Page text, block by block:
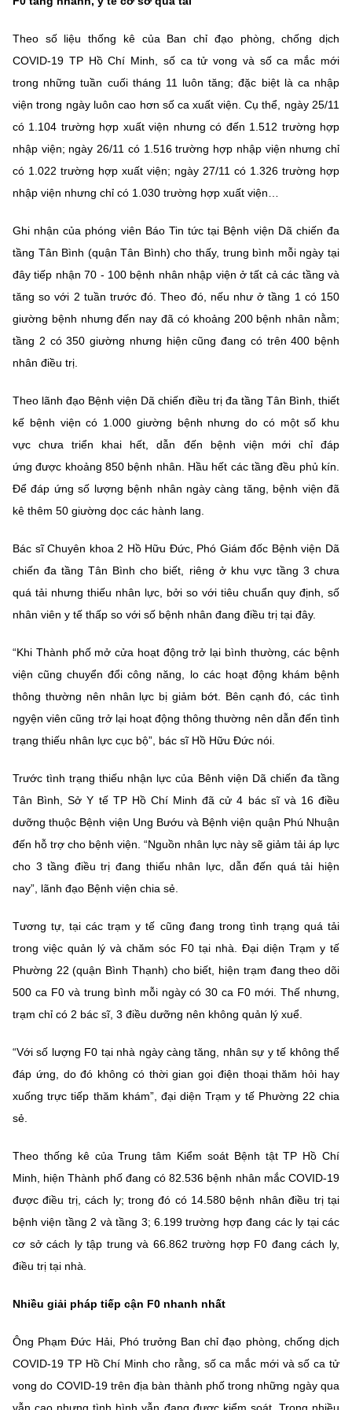
Chọn ngôn ngữ
Vietnamese English
BỘ KHOA HỌC VÀ CÔNG NGHỆ
MINISTRY OF SCIENCE AND TECHNOLOGY
Điều khoản sử dụng Theo dõi MST: Góp ý
Chịu trách nhiệm nội dung: Nguyễn Thị Hải Hằng
Giám đốc Trung tâm Truyền thông Khoa học và Công nghệ.
Liên hệ
Điện thoại: 024 3936 9506
Email:stc@mst.gov.vn
©2026 Bản quyền thuộc Bộ Khoa Học và Công Nghệ
(Ghi rõ nguồn "https://mst.gov.vn" khi phát hành lại thông tin từ
Theo số liệu thống kê của Ban chỉ đạo phòng, chống dịch
COVID-19 TP Hồ Chí Minh, số ca tử vong và số ca mắc mới
trong những tuần cuối tháng 11 luôn tăng; đặc biệt là ca nhập
viện trong ngày luôn cao hơn số ca xuất viện. Cụ thể, ngày 25/11
có 1.104 trường hợp xuất viện nhưng có đến 1.512 trường hợp
nhập viện; ngày 26/11 có 1.516 trường hợp nhập viện nhưng chỉ
có 1.022 trường hợp xuất viện; ngày 27/11 có 1.326 trường hợp
nhập viện nhưng chỉ có 1.030 trường hợp xuất viện…
Ghi nhận của phóng viên Báo Tin tức tại Bệnh viện Dã chiến đa
tầng Tân Bình (quận Tân Bình) cho thấy, trung bình mỗi ngày tại
đây tiếp nhận 70 - 100 bệnh nhân nhập viện ở tất cả các tầng và
tăng so với 2 tuần trước đó. Theo đó, nếu như ở tầng 1 có 150
giường bệnh nhưng đến nay đã có khoảng 200 bệnh nhân nằm;
tầng 2 có 350 giường nhưng hiện cũng đang có trên 400 bệnh
nhân điều trị.
Theo lãnh đạo Bệnh viện Dã chiến điều trị đa tầng Tân Bình, thiết
kế bệnh viện có 1.000 giường bệnh nhưng do có một số khu
vực chưa triển khai hết, dẫn đến bệnh viện mới chỉ đáp
ứng được khoảng 850 bệnh nhân. Hầu hết các tầng đều phủ kín.
Để đáp ứng số lượng bệnh nhân ngày càng tăng, bệnh viện đã
kê thêm 50 giường dọc các hành lang.
Bác sĩ Chuyên khoa 2 Hồ Hữu Đức, Phó Giám đốc Bệnh viện Dã
chiến đa tầng Tân Bình cho biết, riêng ở khu vực tầng 3 chưa
quá tải nhưng thiếu nhân lực, bởi so với tiêu chuẩn quy định, số
nhân viên y tế thấp so với số bệnh nhân đang điều trị tại đây.
“Khi Thành phố mở cửa hoạt động trở lại bình thường, các bệnh
viện cũng chuyển đổi công năng, lo các hoạt động khám bệnh
thông thường nên nhân lực bị giảm bớt. Bên cạnh đó, các tình
ngyện viên cũng trở lại hoạt động thông thường nên dẫn đến tình
trạng thiếu nhân lực cục bộ”, bác sĩ Hồ Hữu Đức nói.
Trước tình trạng thiếu nhận lực của Bênh viện Dã chiến đa tầng
Tân Bình, Sở Y tế TP Hồ Chí Minh đã cử 4 bác sĩ và 16 điều
dưỡng thuộc Bệnh viện Ung Bướu và Bệnh viện quận Phú Nhuận
đến hỗ trợ cho bệnh viện. “Nguồn nhân lực này sẽ giảm tải áp lực
cho 3 tầng điều trị đang thiếu nhân lực, dẫn đến quá tải hiện
nay”, lãnh đạo Bệnh viện chia sẻ.
Tương tự, tại các trạm y tế cũng đang trong tình trạng quá tải
trong việc quản lý và chăm sóc F0 tại nhà. Đại diện Trạm y tế
Phường 22 (quận Bình Thạnh) cho biết, hiện trạm đang theo dõi
500 ca F0 và trung bình mỗi ngày có 30 ca F0 mới. Thế nhưng,
trạm chỉ có 2 bác sĩ, 3 điều dưỡng nên không quản lý xuể.
“Với số lượng F0 tại nhà ngày càng tăng, nhân sự y tế không thể
đáp ứng, do đó không có thời gian gọi điện thoại thăm hỏi hay
xuống trực tiếp thăm khám”, đại diện Trạm y tế Phường 22 chia
sẻ.
Theo thống kê của Trung tâm Kiểm soát Bệnh tật TP Hồ Chí
Minh, hiện Thành phố đang có 82.536 bệnh nhân mắc COVID-19
được điều trị, cách ly; trong đó có 14.580 bệnh nhân điều trị tại
bệnh viện tầng 2 và tầng 3; 6.199 trường hợp đang các ly tại các
cơ sở cách ly tập trung và 66.862 trường hợp F0 đang cách ly,
điều trị tại nhà.
Nhiều giải pháp tiếp cận F0 nhanh nhất
Ông Phạm Đức Hải, Phó trưởng Ban chỉ đạo phòng, chống dịch
COVID-19 TP Hồ Chí Minh cho rằng, số ca mắc mới và số ca tử
vong do COVID-19 trên địa bàn thành phố trong những ngày qua